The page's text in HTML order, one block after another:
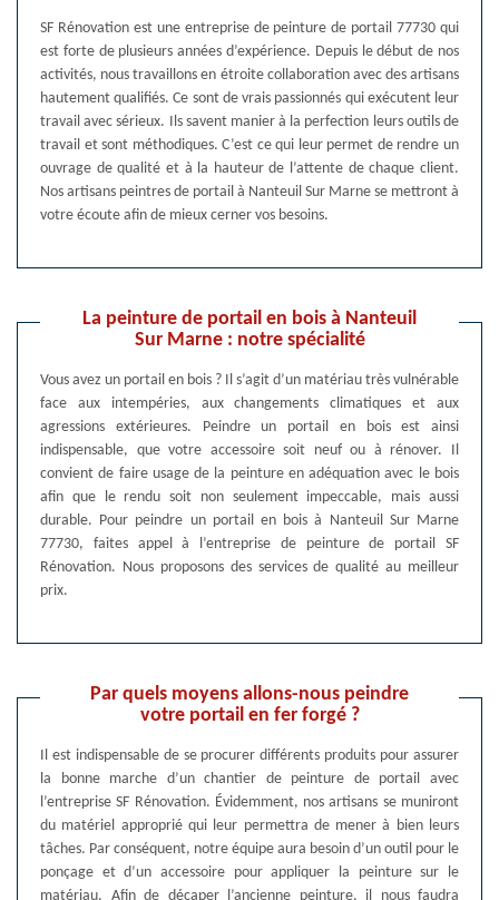
SF Rénovation est une entreprise de peinture de portail 77730 qui
est forte de plusieurs années d’expérience. Depuis le début de nos
activités, nous travaillons en étroite collaboration avec des artisans
hautement qualifiés. Ce sont de vrais passionnés qui exécutent leur
travail avec sérieux. Ils savent manier à la perfection leurs outils de
travail et sont méthodiques. C’est ce qui leur permet de rendre un
ouvrage de qualité et à la hauteur de l’attente de chaque client.
Nos artisans peintres de portail à Nanteuil Sur Marne se mettront à
votre écoute afin de mieux cerner vos besoins.
La peinture de portail en bois à Nanteuil
Sur Marne : notre spécialité
Vous avez un portail en bois ? Il s’agit d’un matériau très vulnérable
face aux intempéries, aux changements climatiques et aux
agressions extérieures. Peindre un portail en bois est ainsi
indispensable, que votre accessoire soit neuf ou à rénover. Il
convient de faire usage de la peinture en adéquation avec le bois
afin que le rendu soit non seulement impeccable, mais aussi
durable. Pour peindre un portail en bois à Nanteuil Sur Marne
77730, faites appel à l’entreprise de peinture de portail SF
Rénovation. Nous proposons des services de qualité au meilleur
prix.
Par quels moyens allons-nous peindre
votre portail en fer forgé ?
Il est indispensable de se procurer différents produits pour assurer
la bonne marche d’un chantier de peinture de portail avec
l’entreprise SF Rénovation. Évidemment, nos artisans se muniront
du matériel approprié qui leur permettra de mener à bien leurs
tâches. Par conséquent, notre équipe aura besoin d’un outil pour le
ponçage et d’un accessoire pour appliquer la peinture sur le
matériau. Afin de décaper l’ancienne peinture, il nous faudra